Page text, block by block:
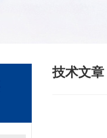
技术文章